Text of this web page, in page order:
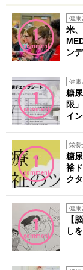
1
comment
健康
米
ン
1
comment
健康
糖
限
イン
1
comment
栄養
糖
裕
ク
1
comment
健康
【
し